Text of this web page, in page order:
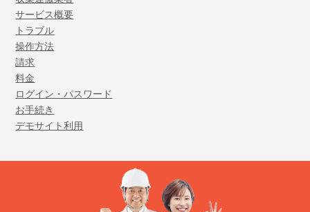
サービス概要
トラブル
操作方法
請求
料金
ログイン・パスワード
お手続き
デモサイト利用